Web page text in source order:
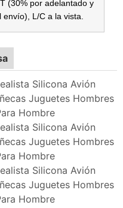
(30% por adelantado y
envío), L/C a la vista.